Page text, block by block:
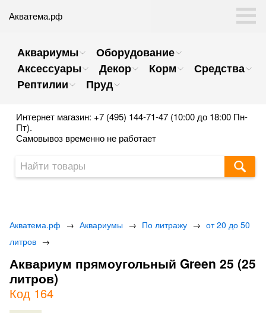
Акватема.рф
Аквариумы
Оборудование
Аксессуары
Декор Корм
Средства
Рептилии
Пруд
Интернет магазин: +7 (495) 144-71-47 (10:00 до 18:00 Пн-
Пт).
Самовывоз временно не работает
Акватема.рф → Аквариумы → По литражу → от 20 до 50
литров →
Аквариум прямоугольный Green 25 (25
литров)
Код 164